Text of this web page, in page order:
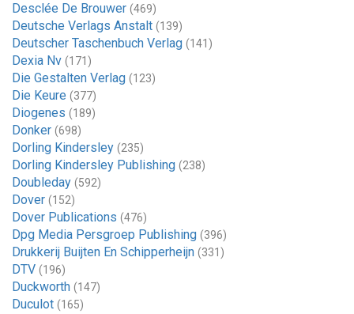
Desclée De Brouwer (469)
Deutsche Verlags Anstalt (139)
Deutscher Taschenbuch Verlag (141)
Dexia Nv (171)
Die Gestalten Verlag (123)
Die Keure (377)
Diogenes (189)
Donker (698)
Dorling Kindersley (235)
Dorling Kindersley Publishing (238)
Doubleday (592)
Dover (152)
Dover Publications (476)
Dpg Media Persgroep Publishing (396)
Drukkerij Buijten En Schipperheijn (331)
DTV (196)
Duckworth (147)
Duculot (165)